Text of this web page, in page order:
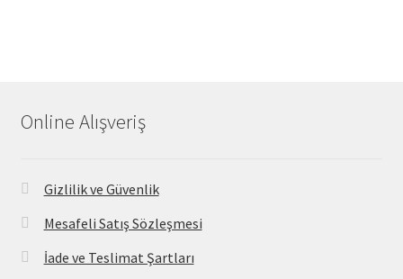
Online Alışveriş
Gizlilik ve Güvenlik
Mesafeli Satış Sözleşmesi
İade ve Teslimat Şartları